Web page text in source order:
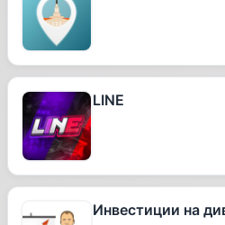
LINE
Инвестиции на